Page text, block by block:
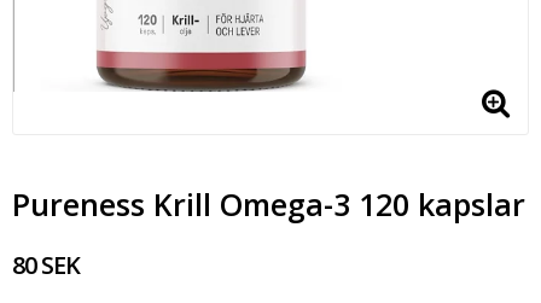
Pureness Krill Omega-3 120 kapslar
80 SEK